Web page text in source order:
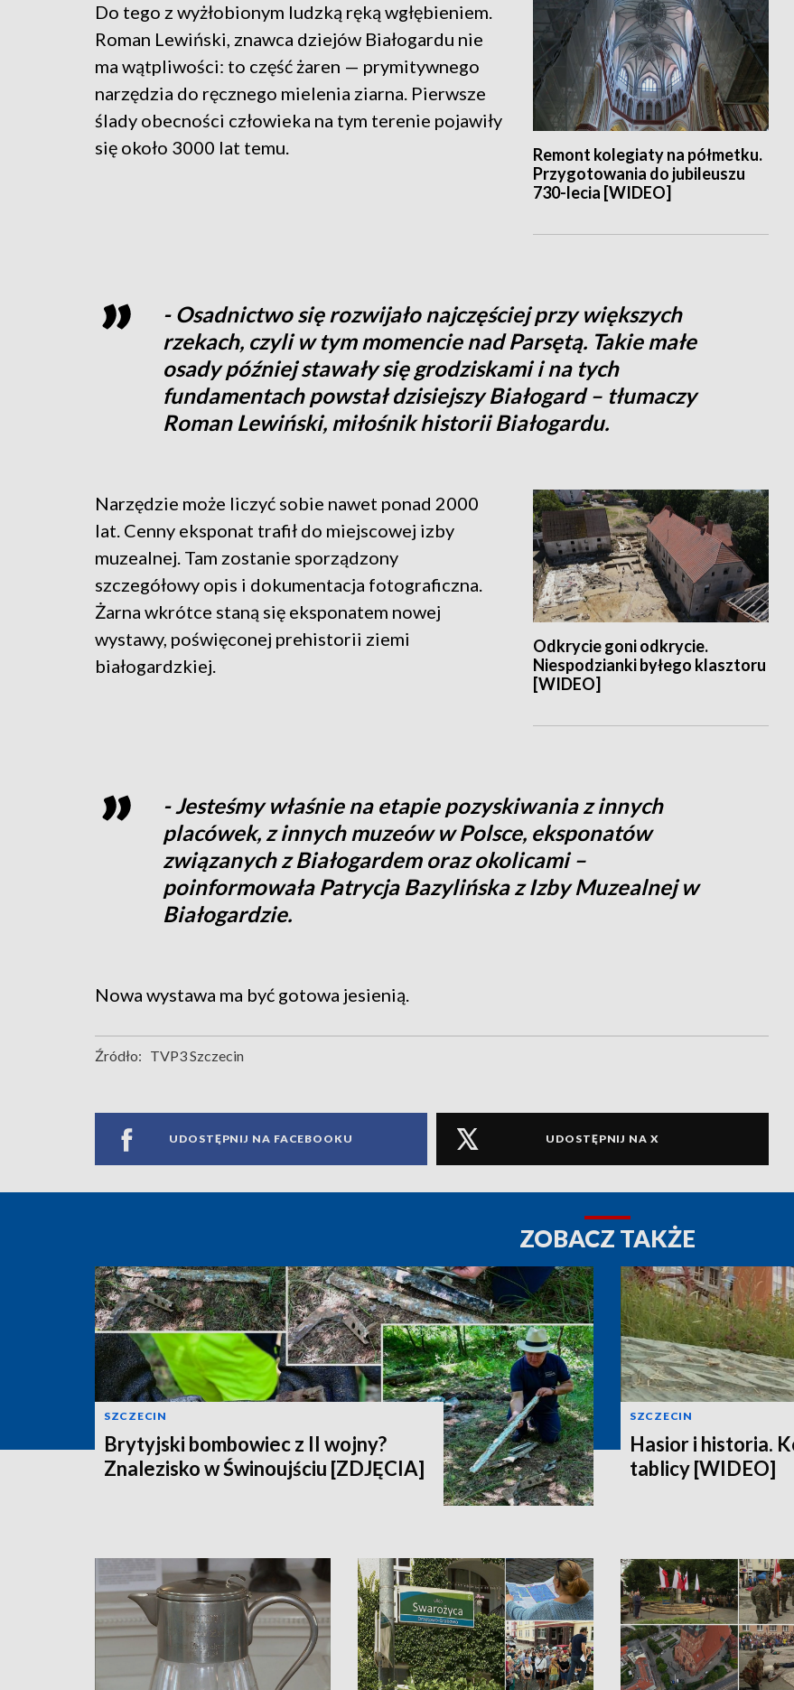
Remont kolegiaty na półmetku.
Przygotowania do jubileuszu
730-lecia [WIDEO]
Do tego z wyżłobionym ludzką ręką wgłębieniem.
Roman Lewiński, znawca dziejów Białogardu nie
ma wątpliwości: to część żaren — prymitywnego
narzędzia do ręcznego mielenia ziarna. Pierwsze
ślady obecności człowieka na tym terenie pojawiły
się około 3000 lat temu.
- Osadnictwo się rozwijało najczęściej przy większych
rzekach, czyli w tym momencie nad Parsętą. Takie małe
osady później stawały się grodziskami i na tych
fundamentach powstał dzisiejszy Białogard – tłumaczy
Roman Lewiński, miłośnik historii Białogardu.
Odkrycie goni odkrycie.
Niespodzianki byłego klasztoru
[WIDEO]
Narzędzie może liczyć sobie nawet ponad 2000
lat. Cenny eksponat trafił do miejscowej izby
muzealnej. Tam zostanie sporządzony
szczegółowy opis i dokumentacja fotograficzna.
Żarna wkrótce staną się eksponatem nowej
wystawy, poświęconej prehistorii ziemi
białogardzkiej.
- Jesteśmy właśnie na etapie pozyskiwania z innych
placówek, z innych muzeów w Polsce, eksponatów
związanych z Białogardem oraz okolicami –
poinformowała Patrycja Bazylińska z Izby Muzealnej w
Białogardzie.
Nowa wystawa ma być gotowa jesienią.
Źródło: TVP3 Szczecin
UDOSTĘPNIJ NA FACEBOOKU UDOSTĘPNIJ NA X
ZOBACZ TAKŻE
SZCZECIN
Brytyjski bombowiec z II wojny?
Znalezisko w Świnoujściu [ZDJĘCIA]
SZCZECIN
Hasior i historia.
tablicy [WIDEO]